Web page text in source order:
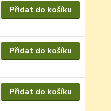
Přidat do košíku
Přidat do košíku
Přidat do košíku